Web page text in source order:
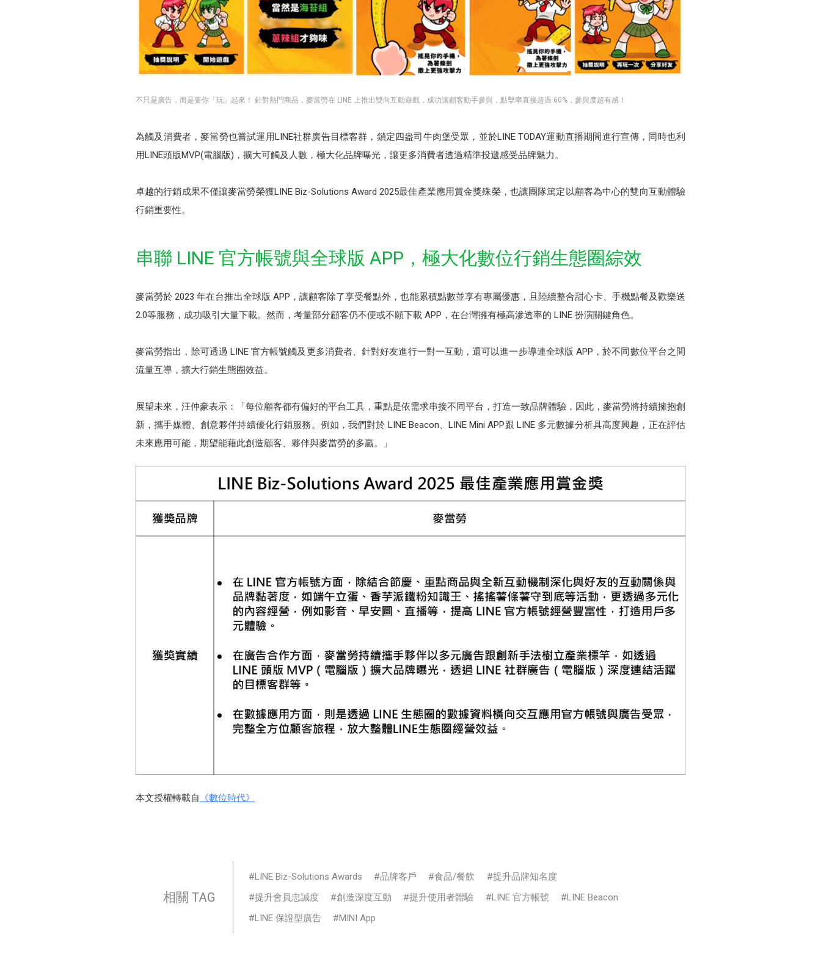
不只是廣告，而是要你「玩」起來！ 針對熱門商品，麥當勞在 LINE 上推出雙向互動遊戲，成功讓顧客動手參與，點擊率直接超過 60%，參與度超有感！
為觸及消費者，麥當勞也嘗試運用LINE社群廣告目標客群，鎖定四盎司牛肉堡受眾，並於LINE TODAY運動直播期間進行宣傳，同時也利
用LINE頭版MVP(電腦版)，擴大可觸及人數，極大化品牌曝光，讓更多消費者透過精準投遞感受品牌魅力。
卓越的行銷成果不僅讓麥當勞榮獲LINE Biz-Solutions Award 2025最佳產業應用賞金獎殊榮，也讓團隊篤定以顧客為中心的雙向互動體驗
行銷重要性。
串聯 LINE 官方帳號與全球版 APP，極大化數位行銷生態圈綜效
麥當勞於 2023 年在台推出全球版 APP，讓顧客除了享受餐點外，也能累積點數並享有專屬優惠，且陸續整合甜心卡、手機點餐及歡樂送
2.0等服務，成功吸引大量下載。然而，考量部分顧客仍不便或不願下載 APP，在台灣擁有極高滲透率的 LINE 扮演關鍵角色。
麥當勞指出，除可透過 LINE 官方帳號觸及更多消費者、針對好友進行一對一互動，還可以進一步導連全球版 APP，於不同數位平台之間
流量互導，擴大行銷生態圈效益。
展望未來，汪仲豪表示：「每位顧客都有偏好的平台工具，重點是依需求串接不同平台，打造一致品牌體驗，因此，麥當勞將持續擁抱創
新，攜手媒體、創意夥伴持續優化行銷服務。例如，我們對於 LINE Beacon、LINE Mini APP跟 LINE 多元數據分析具高度興趣，正在評估
未來應用可能，期望能藉此創造顧客、夥伴與麥當勞的多贏。」
本文授權轉載自 《數位時代》
相關 TAG
LINE Biz-Solutions Awards 品牌客戶 食品/餐飲
提升品牌知名度
提升會員忠誠度
創造深度互動 提升使用者體驗 LINE 官方帳號
LINE Beacon
LINE 保證型廣告
MINI App